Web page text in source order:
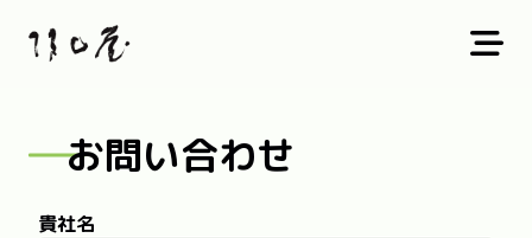
お問い合わせ
貴社名